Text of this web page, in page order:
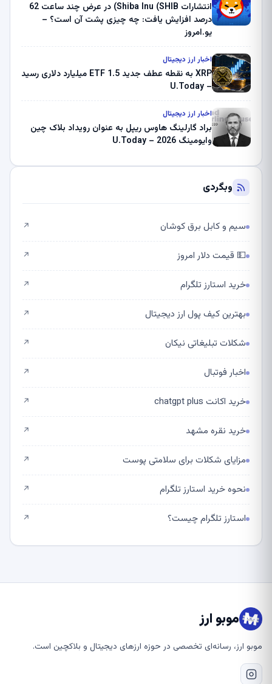
انتشارات Shiba Inu (SHIB) در عرض چند ساعت 62
درصد افزایش یافت: چه چیزی پشت آن است؟ –
یو.امروز
اخبار ارز دیجیتال
XRP به نقطه عطف جدید ETF 1.5 میلیارد دلاری رسید
– U.Today
اخبار ارز دیجیتال
براد گارلینگ هاوس ریپل به عنوان رویداد بلاک چین
وایومینگ 2026 – U.Today
وبگردی
سیم و کابل برق کوشان ↗
💵 قیمت دلار امروز ↗
خرید استارز تلگرام ↗
بهترین کیف پول ارز دیجیتال ↗
شکلات تبلیغاتی نیکان ↗
اخبار فوتبال ↗
خرید اکانت chatgpt plus ↗
خرید نقره مشهد ↗
مزایای شکلات برای سلامتی پوست ↗
نحوه خرید استارز تلگرام ↗
استارز تلگرام چیست؟ ↗
موبو ارز
موبو ارز، رسانه‌ای تخصصی در حوزه ارزهای دیجیتال و بلاکچین است.